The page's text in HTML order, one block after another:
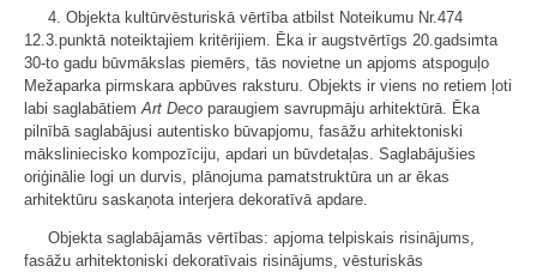
4. Objekta kultūrvēsturiskā vērtība atbilst Noteikumu Nr.474
12.3.punktā noteiktajiem kritērijiem. Ēka ir augstvērtīgs 20.gadsimta
30-to gadu būvmākslas piemērs, tās novietne un apjoms atspoguļo
Mežaparka pirmskara apbūves raksturu. Objekts ir viens no retiem ļoti
labi saglabātiemArt Deco paraugiem savrupmāju arhitektūrā. Ēka
pilnībā saglabājusi autentisko būvapjomu, fasāžu arhitektoniski
māksliniecisko kompozīciju, apdari un būvdetaļas. Saglabājušies
oriģinālie logi un durvis, plānojuma pamatstruktūra un ar ēkas
arhitektūru saskaņota interjera dekoratīvā apdare.
Objekta saglabājamās vērtības: apjoma telpiskais risinājums,
fasāžu arhitektoniski dekoratīvais risinājums, vēsturiskās